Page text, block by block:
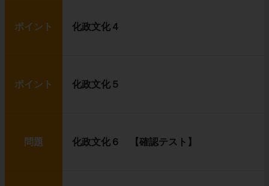
ポイント 化政文化４
ポイント 化政文化５
問題 化政文化６ 【確認テスト】